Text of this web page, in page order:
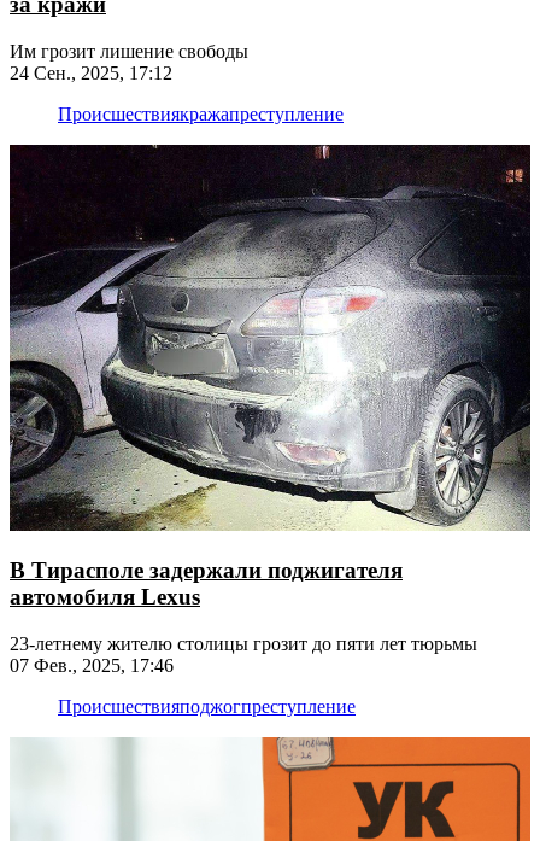
Им грозит лишение свободы
24 Сен., 2025, 17:12
Происшествиякражапреступление
В Тирасполе задержали поджигателя
автомобиля Lexus
23-летнему жителю столицы грозит до пяти лет тюрьмы
07 Фев., 2025, 17:46
Происшествияподжогпреступление